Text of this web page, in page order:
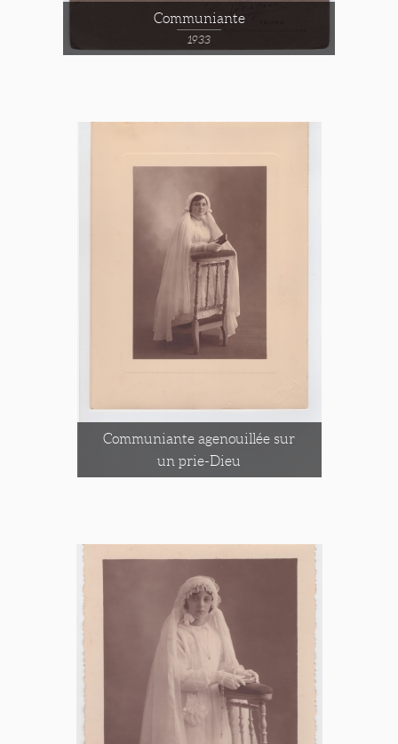
Communiante
1933
Communiante agenouillée sur
un prie-Dieu